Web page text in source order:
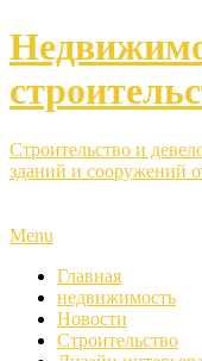
Строительство и
зданий и сооружений
Menu
Главная
недвижимость
Новости
Строительство